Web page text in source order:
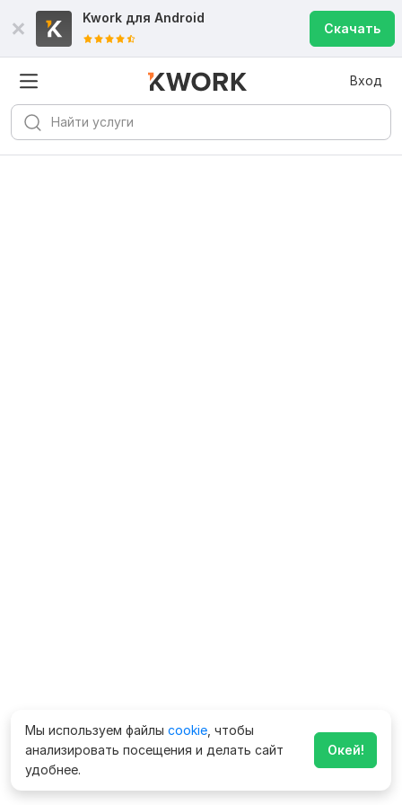
Kwork для Android
Скачать
Вход
Мы используем файлы cookie , чтобы
анализировать посещения и делать сайт
удобнее.
Окей!